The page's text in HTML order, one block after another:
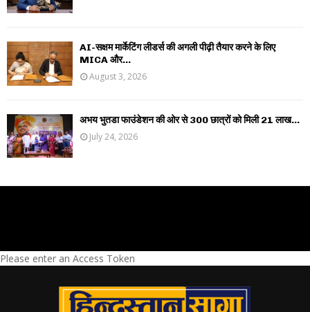
AI-सक्षम मार्केटिंग लीडर्स की अगली पीढ़ी तैयार करने के लिए
MICA और...
August 3, 2026
अभय भुतडा फाउंडेशन की ओर से 300 छात्रों को मिली 21 लाख...
July 24, 2026
Please enter an Access Token